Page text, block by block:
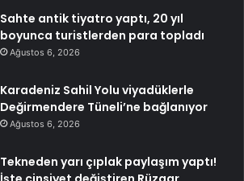
Sahte antik tiyatro yaptı, 20 yıl
boyunca turistlerden para topladı
Ağustos 6, 2026
Karadeniz Sahil Yolu viyadüklerle
Değirmendere Tüneli’ne bağlanıyor
Ağustos 6, 2026
Tekneden yarı çıplak paylaşım yaptı!